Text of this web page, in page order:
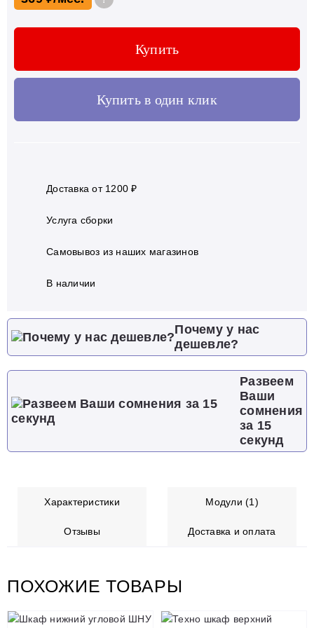
Купить
Купить в один клик
Доставка от 1200 ₽
Услуга сборки
Самовывоз из наших магазинов
В наличии
Почему у нас
дешевле?
Развеем
Ваши
сомнения
за 15
секунд
Характеристики Модули (1)
Отзывы Доставка и оплата
ПОХОЖИЕ ТОВАРЫ